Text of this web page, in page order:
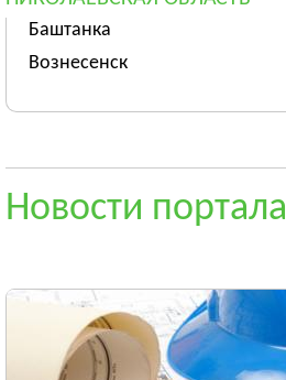
Баштанка
Вознесенск
Смотреть всё
Белополье
ХМЕЛЬНИЦКАЯ ОБЛАСТЬ
Хмельницкий
Волочиск
Новости портала